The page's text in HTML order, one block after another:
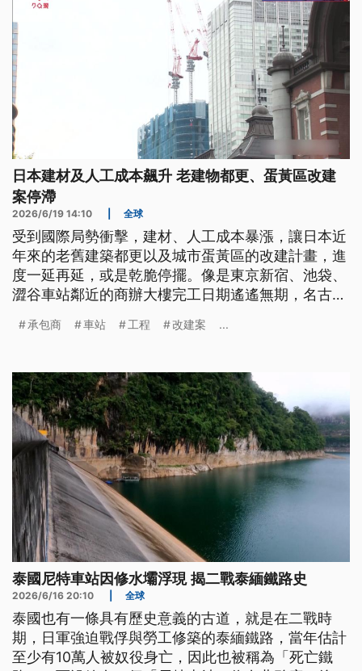
日本建材及人工成本飆升 老建物都更、蛋黃區改建
案停滯
2026/6/19 14:10 全球
受到國際局勢衝擊，建材、人工成本暴漲，讓日本近
年來的老舊建築都更以及城市蛋黃區的改建計畫，進
度一延再延，或是乾脆停擺。像是東京新宿、池袋、
澀谷車站鄰近的商辦大樓完工日期遙遙無期，名古屋
過長，成本變動增加的風險，東京有承包商利用新的
商規劃都更改用中小型建築來替代商辦大廈，加快完
工速度，迅速讓老街改頭換面。
承包商 車站 工程 改建案 ...
泰國尼特車站因修水壩浮現 揭二戰泰緬鐵路史
2026/6/16 20:10 全球
泰國也有一條具有歷史意義的古道，就是在二戰時
期，日軍強迫戰俘與勞工修築的泰緬鐵路，當年估計
至少有10萬人被奴役身亡，因此也被稱為「死亡鐵